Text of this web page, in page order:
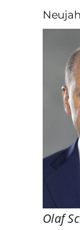
Olaf